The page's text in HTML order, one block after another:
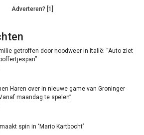
Adverteren? [1]
getroffen door noodweer in Italië: “Auto ziet
Haren over in nieuwe game van Groninger
maandag te spelen”
spin in ‘Mario Kartbocht’